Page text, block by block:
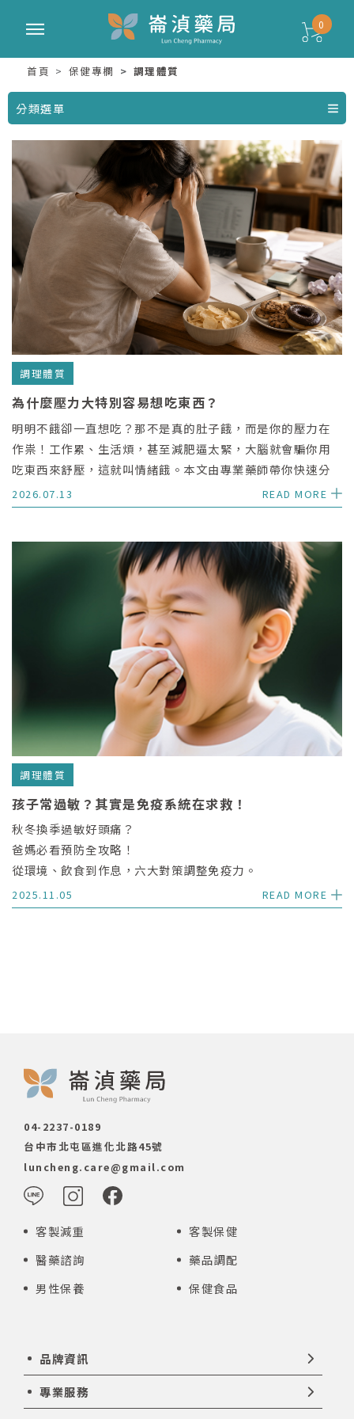
0
首頁 保健專欄 調理體質
分類選單
調理體質
為什麼壓力大特別容易想吃東西？
明明不餓卻一直想吃？那不是真的肚子餓，而是你的壓力在
作祟！工作累、生活煩，甚至減肥逼太緊，大腦就會騙你用
吃東西來舒壓，這就叫情緒餓。本文由專業藥師帶你快速分
辨真餓與假餓，並分享 3 招關掉假胃口的科學調整法，幫你
找出少吃卻瘦不下來的壓力盲點。
2026.07.13 READ MORE
調理體質
孩子常過敏？其實是免疫系統在求救！
秋冬換季過敏好頭痛？
爸媽必看預防全攻略！
從環境、飲食到作息，六大對策調整免疫力。
2025.11.05 READ MORE
04-2237-0189
台中市北屯區進化北路45號
luncheng.care@gmail.com
客製減重
客製保健
醫藥諮詢
藥品調配
男性保養
保健食品
品牌資訊
專業服務